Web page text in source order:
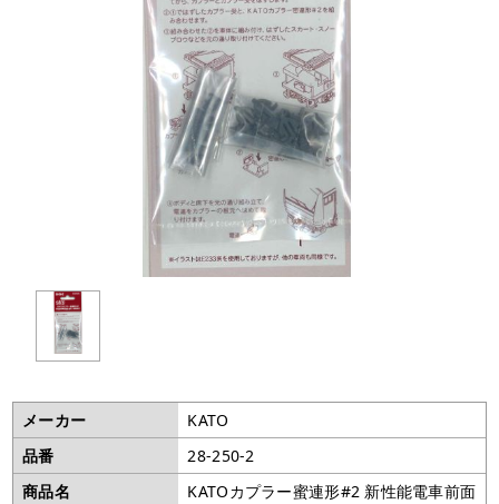
メーカー
KATO
品番
28-250-2
商品名
KATOカプラー蜜連形#2 新性能電車前面